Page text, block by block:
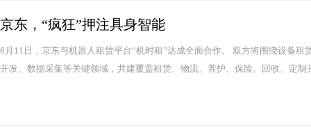
京东，“疯狂”押注具身智能
6月11日，京东与机器人租赁平台“机时租”达成全面合作。 双方将围绕设备
开发、数据采集等关键领域，共建覆盖租赁、物流、养护、保险、回收、定